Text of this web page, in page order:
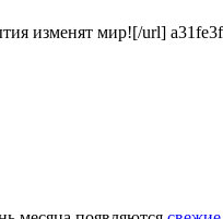
изменят мир![/url] a31fe3f